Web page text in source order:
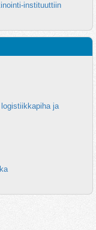
instituuttiin
ja